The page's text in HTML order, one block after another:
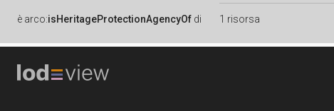
è arco:isHeritageProtectionAgencyOf di 1 risorsa